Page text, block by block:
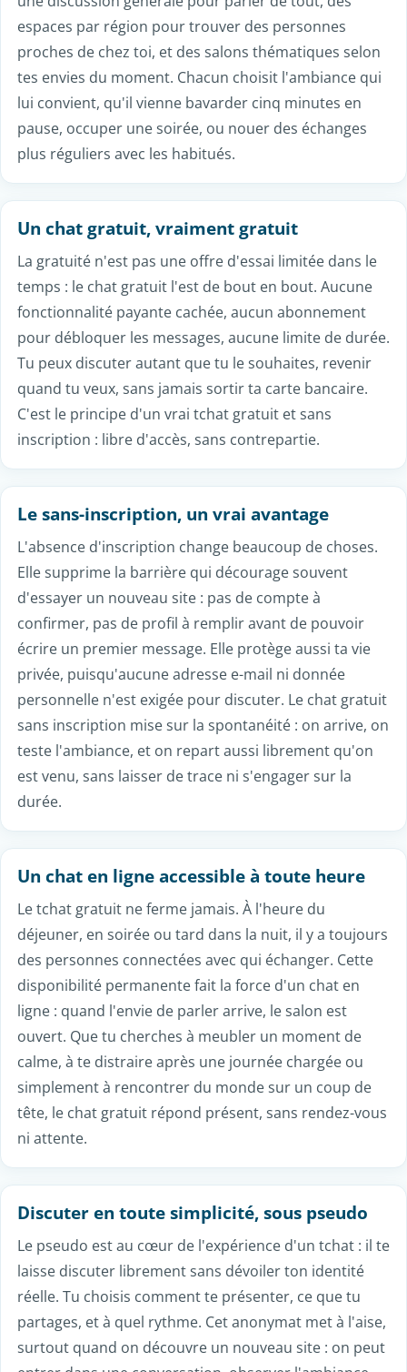
au même moment.
Comment se connecter au tchat
Le fonctionnement d'un tchat est pensé pour aller à
l'essentiel. En quelques secondes, tu passes de la
page d'accueil à une conversation active, sans les
Et c'est accessible à toute heure, de jour comme de
nuit, quand l'envie de discuter te prend. Quel que soit
le moment, il y a toujours quelqu'un à qui parler et un
salon où les échanges vont bon train.
Des salons pour chaque discussion
Une fois connecté, plusieurs salons s'offrent à toi :
une discussion générale pour parler de tout, des
espaces par région pour trouver des personnes
tes envies du moment. Chacun choisit l'ambiance qui
lui convient, qu'il vienne bavarder cinq minutes en
pause, occuper une soirée, ou nouer des échanges
plus réguliers avec les habitués.
Un chat gratuit, vraiment gratuit
La gratuité n'est pas une offre d'essai limitée dans le
temps : le chat gratuit l'est de bout en bout. Aucune
fonctionnalité payante cachée, aucun abonnement
pour débloquer les messages, aucune limite de durée.
Tu peux discuter autant que tu le souhaites, revenir
inscription : libre d'accès, sans contrepartie.
Le sans-inscription, un vrai avantage
L'absence d'inscription change beaucoup de choses.
Elle supprime la barrière qui décourage souvent
d'essayer un nouveau site : pas de compte à
confirmer, pas de profil à remplir avant de pouvoir
écrire un premier message. Elle protège aussi ta vie
privée, puisqu'aucune adresse e-mail ni donnée
personnelle n'est exigée pour discuter. Le chat gratuit
est venu, sans laisser de trace ni s'engager sur la
Un chat en ligne accessible à toute heure
Le tchat gratuit ne ferme jamais. À l'heure du
déjeuner, en soirée ou tard dans la nuit, il y a toujours